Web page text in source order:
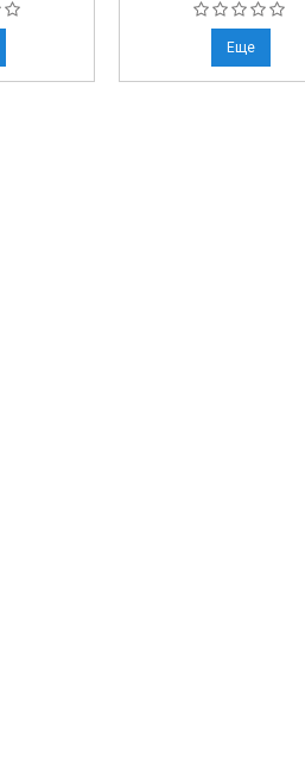
Еще